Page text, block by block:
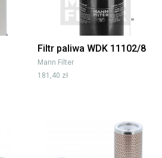
Filtr paliwa WDK 11102/8
Mann Filter
181,40 zł